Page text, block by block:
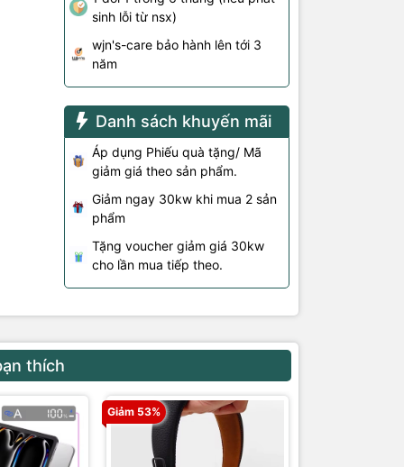
sinh lỗi từ nsx)
wjn's-care bảo hành lên tới 3
năm
Danh sách khuyến mãi
Áp dụng Phiếu quà tặng/ Mã
giảm giá theo sản phẩm.
Giảm ngay 30kw khi mua 2 sản
phẩm
Tặng voucher giảm giá 30kw
cho lần mua tiếp theo.
thích
Giảm 53%